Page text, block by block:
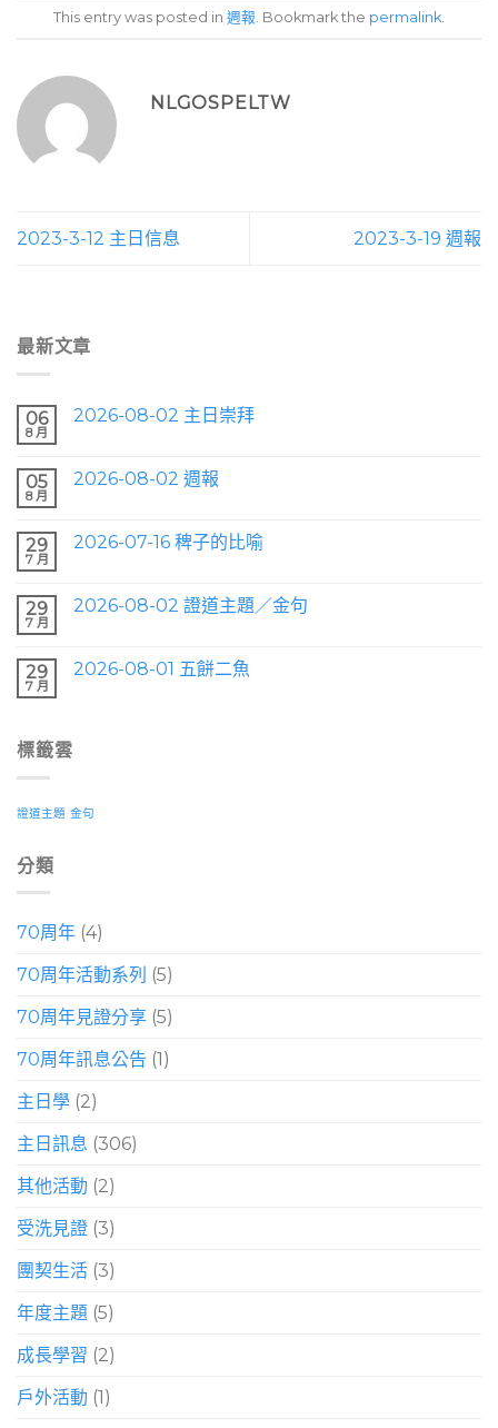
This entry was posted in 週報. Bookmark the permalink.
NLGOSPELTW
2023-3-12 主日信息 2023-3-19 週報
最新文章
06
8 月
2026-08-02 主日崇拜
05
8 月
2026-08-02 週報
29
7 月
2026-07-16 稗子的比喻
29
7 月
2026-08-02 證道主題／金句
29
7 月
2026-08-01 五餅二魚
標籤雲
證道主題 金句
分類
70周年 (4)
70周年活動系列 (5)
70周年見證分享 (5)
70周年訊息公告 (1)
主日學 (2)
主日訊息 (306)
其他活動 (2)
受洗見證 (3)
團契生活 (3)
年度主題 (5)
成長學習 (2)
戶外活動 (1)